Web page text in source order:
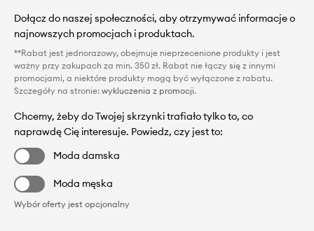
Dołącz do naszej społeczności, aby otrzymywać informacje o
najnowszych promocjach i produktach.
**Rabat jest jednorazowy, obejmuje nieprzecenione produkty i jest
ważny przy zakupach za min. 350 zł. Rabat nie łączy się z innymi
promocjami, a niektóre produkty mogą być wyłączone z rabatu.
Szczegóły na stronie: wykluczenia z promocji.
Chcemy, żeby do Twojej skrzynki trafiało tylko to, co
naprawdę Cię interesuje. Powiedz, czy jest to:
Moda damska
Moda męska
Wybór oferty jest opcjonalny